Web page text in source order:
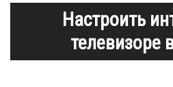
Настроить
телевизоре